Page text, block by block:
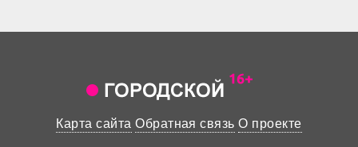
Карта сайта Обратная связь О проекте